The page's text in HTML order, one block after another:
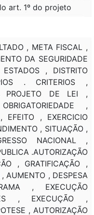
art. 1º do projeto
, META FISCAL ,
DA SEGURIDADE
, DISTRITO
. CRITERIOS ,
, PROJETO DE LEI ,
,
EFEITO , EXERCICIO
, SITUAÇÃO ,
NACIONAL ,
.AUTORIZAÇÃO
, GRATIFICAÇÃO ,
AUMENTO , DESPESA
, EXECUÇÃO
, EXECUÇÃO ,
, AUTORIZAÇÃO